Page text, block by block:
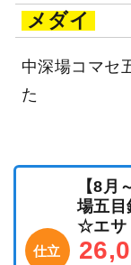
メダイ
中深場コマセ
た
仕立
【8
場五
☆エサ